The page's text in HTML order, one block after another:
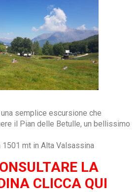
semplice escursione che
il Pian delle Betulle, un bellissimo
mt in Alta Valsassina
LA
CLICCA QUI